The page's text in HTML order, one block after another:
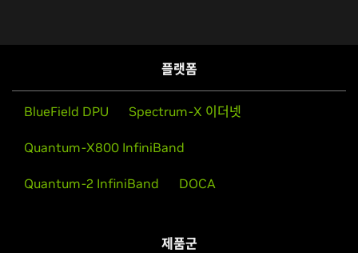
플랫폼
BlueField DPU Spectrum-X 이더넷
Quantum-X800 InfiniBand
Quantum-2 InfiniBand DOCA
제품군